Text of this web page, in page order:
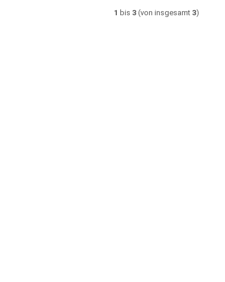
1 bis 3(von insgesamt 3)